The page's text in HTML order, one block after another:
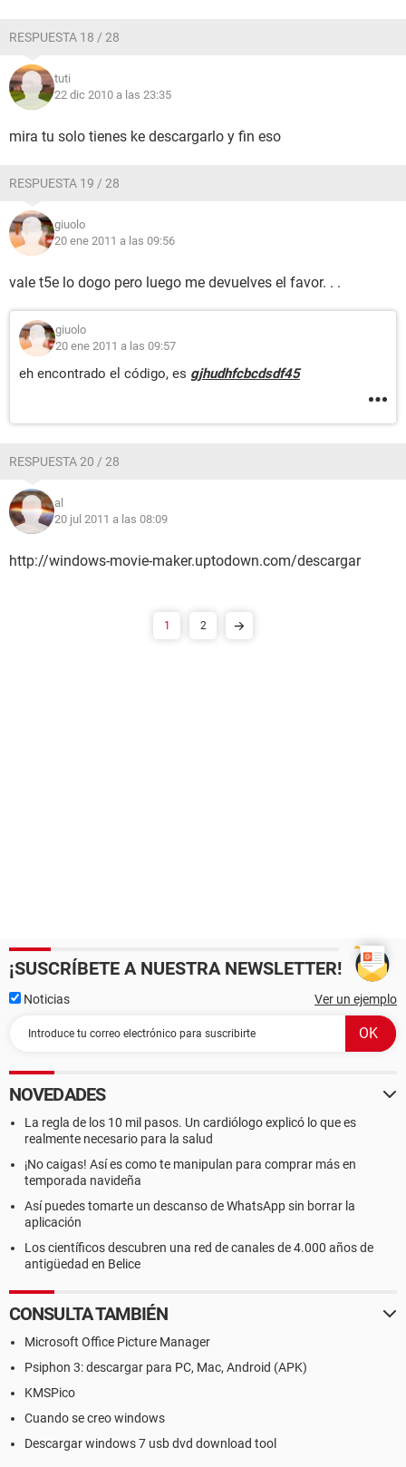
RESPUESTA 18 / 28
tuti
22 dic 2010 a las 23:35
mira tu solo tienes ke descargarlo y fin eso
RESPUESTA 19 / 28
giuolo
20 ene 2011 a las 09:56
vale t5e lo dogo pero luego me devuelves el favor. . .
giuolo
20 ene 2011 a las 09:57
eh encontrado el código, es gjhudhfcbcdsdf45
RESPUESTA 20 / 28
al
20 jul 2011 a las 08:09
http://windows-movie-maker.uptodown.com/descargar
1 2
¡SUSCRÍBETE A NUESTRA NEWSLETTER!
Noticias Ver un ejemplo
NOVEDADES
La regla de los 10 mil pasos. Un cardiólogo explicó lo que es
realmente necesario para la salud
¡No caigas! Así es como te manipulan para comprar más en
temporada navideña
Así puedes tomarte un descanso de WhatsApp sin borrar la
aplicación
Los científicos descubren una red de canales de 4.000 años de
antigüedad en Belice
CONSULTA TAMBIÉN
Microsoft Office Picture Manager
Psiphon 3: descargar para PC, Mac, Android (APK)
KMSPico
Cuando se creo windows
Descargar windows 7 usb dvd download tool